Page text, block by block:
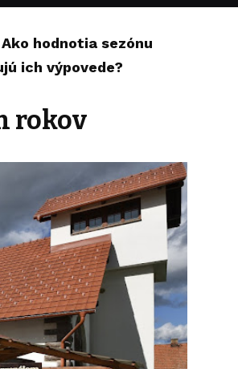
hodnotia sezónu
ich výpovede?
rokov